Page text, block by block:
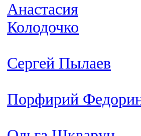
Анастасия
Колодочко
Сергей Пылаев
Порфирий